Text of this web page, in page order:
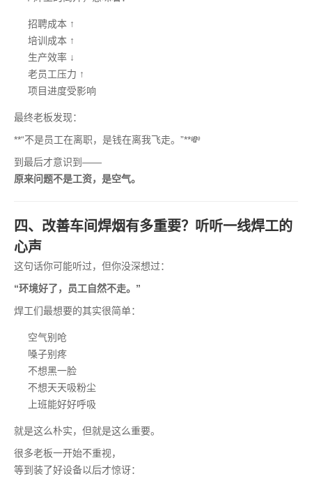
招聘成本 ↑
培训成本 ↑
生产效率 ↓
老员工压力 ↑
项目进度受影响
最终老板发现：
**“不是员工在离职，是钱在离我飞走。”**💸
到最后才意识到——
原来问题不是工资，是空气。
四、改善车间焊烟有多重要？听听一线焊工的
心声
这句话你可能听过，但你没深想过：
“环境好了，员工自然不走。”
焊工们最想要的其实很简单：
空气别呛
嗓子别疼
不想黑一脸
不想天天吸粉尘
上班能好好呼吸
就是这么朴实，但就是这么重要。
很多老板一开始不重视，
等到装了好设备以后才惊讶：